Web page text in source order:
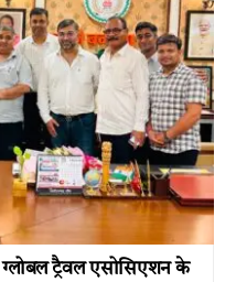
ग्लोबल ट्रैवल एसोसिएशन के